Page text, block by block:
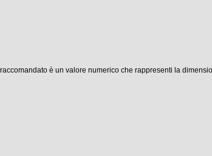
è un valore numerico che rappresenti la